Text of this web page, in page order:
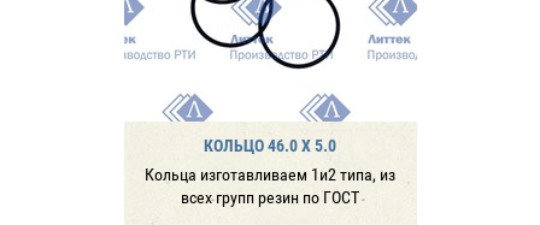
КОЛЬЦО 46.0 X 5.0
Кольца изготавливаем 1и2 типа, из
всех групп резин по ГОСТ